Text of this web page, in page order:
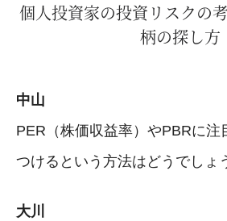
個人投資家の投資リスクの
柄の探し方
中山
PER（株価収益率）やPBRに注
つけるという方法はどうでしょ
大川